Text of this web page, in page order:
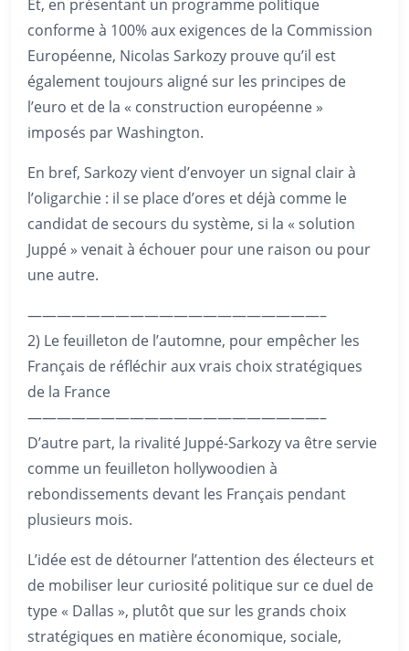
Et, en présentant un programme politique
conforme à 100% aux exigences de la Commission
Européenne, Nicolas Sarkozy prouve qu’il est
également toujours aligné sur les principes de
l’euro et de la « construction européenne »
imposés par Washington.
En bref, Sarkozy vient d’envoyer un signal clair à
l’oligarchie : il se place d’ores et déjà comme le
candidat de secours du système, si la « solution
Juppé » venait à échouer pour une raison ou pour
une autre.
————————————————————–
2) Le feuilleton de l’automne, pour empêcher les
Français de réfléchir aux vrais choix stratégiques
de la France
————————————————————–
D’autre part, la rivalité Juppé-Sarkozy va être servie
comme un feuilleton hollywoodien à
rebondissements devant les Français pendant
plusieurs mois.
L’idée est de détourner l’attention des électeurs et
de mobiliser leur curiosité politique sur ce duel de
type « Dallas », plutôt que sur les grands choix
stratégiques en matière économique, sociale,